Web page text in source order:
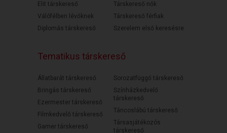
Elit társkereső
Válófélben lévőknek
Diplomás társkereső
Társkereső nők
Társkereső férfiak
Szerelem első keresésre
Tematikus társkereső
Állatbarát társkereső
Bringás társkereső
Ezermester társkereső
Filmkedvelő társkereső
Gamer társkereső
Sorozatfüggő társkereső
Színházkedvelő
társkereső
Táncoslábú társkereső
Társasjátékozós
társkereső